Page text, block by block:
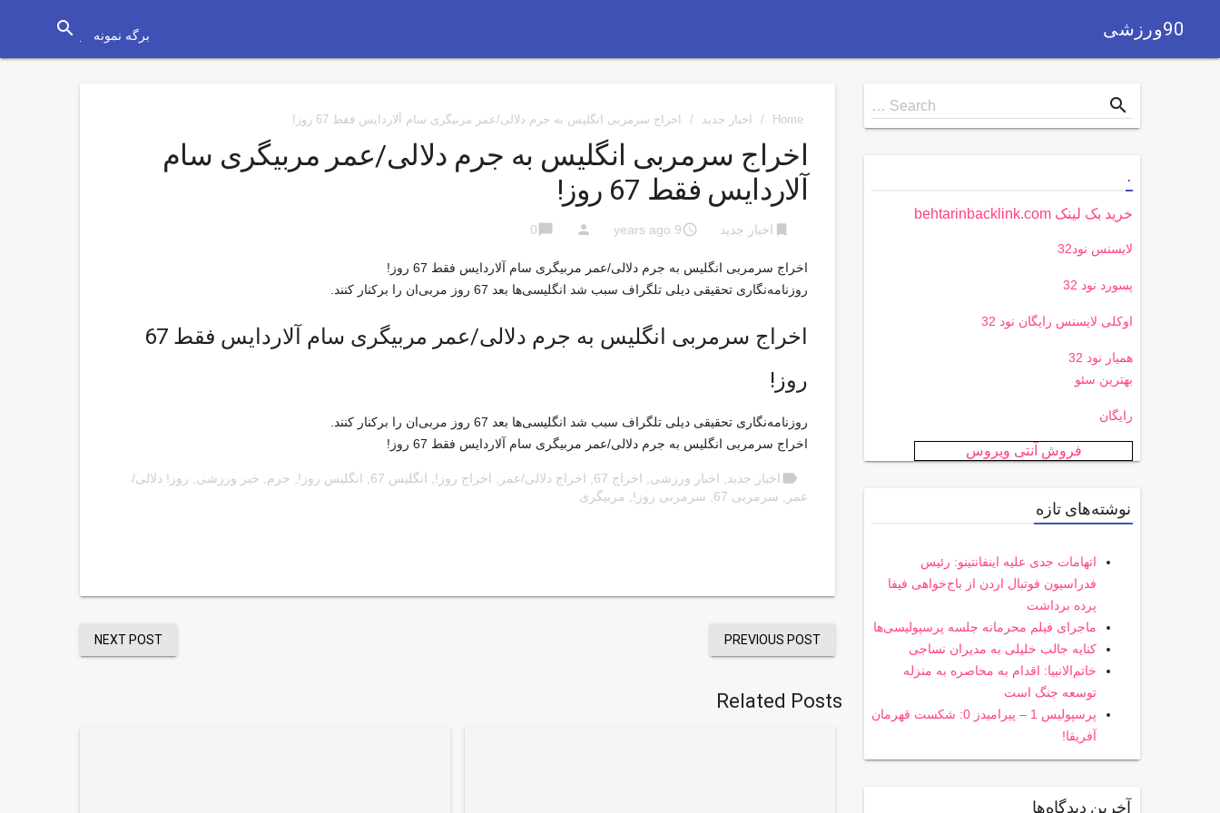
90ورزشی برگه نمونه search
Home
/ اخبار جدید / اخراج سرمربی انگلیس به جرم دلالی/عمر مربیگری سام آلاردایس فقط 67 روز!
اخراج سرمربی انگلیس به جرم دلالی/عمر مربیگری سام
آلاردایس فقط 67 روز!
bookmark اخبار جدید access_time
9 years ago
person
chat_bubble
0
اخراج سرمربی انگلیس به جرم دلالی/عمر مربیگری سام آلاردایس فقط 67 روز!
روزنامه‌نگاری تحقیقی دیلی تلگراف سبب شد انگلیسی‌ها بعد 67 روز مربی‌ان را برکنار کنند.
اخراج سرمربی انگلیس به جرم دلالی/عمر مربیگری سام آلاردایس فقط 67
روز!
روزنامه‌نگاری تحقیقی دیلی تلگراف سبب شد انگلیسی‌ها بعد 67 روز مربی‌ان را برکنار کنند.
اخراج سرمربی انگلیس به جرم دلالی/عمر مربیگری سام آلاردایس فقط 67 روز!
label اخبار جدید اخبار ورزشی اخراج 67 اخراج دلالی/عمر اخراج روز! انگلیس 67 انگلیس روز! جرم خبر ورزشی
روز! دلالی/
عمر
سرمربی 67 سرمربی روز! مربیگری
PREVIOUS POST
NEXT POST
Related Posts
Search
for
Search … search
.
خرید بک لینک behtarinbacklink.com
لایسنس نود32
پسورد نود 32
اوکلی لایسنس رایگان نود 32
همیار نود 32
بهترین سئو
رایگان
فروش آنتی ویروس
نوشته‌های تازه
اتهامات جدی علیه اینفانتینو: رئیس
فدراسیون فوتبال اردن از باج‌خواهی فیفا
پرده برداشت
ماجرای فیلم محرمانه جلسه پرسپولیسی‌ها
کنایه جالب خلیلی به مدیران نساجی
خاتم‌الانبیا: اقدام به محاصره به منزله
توسعه جنگ است
پرسپولیس 1 – پیرامیدز 0: شکست قهرمان
آفریقا!
آخرین دیدگاه‌ها